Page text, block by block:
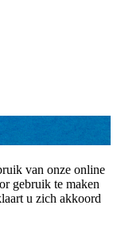
van onze online
gebruik te maken
u zich akkoord